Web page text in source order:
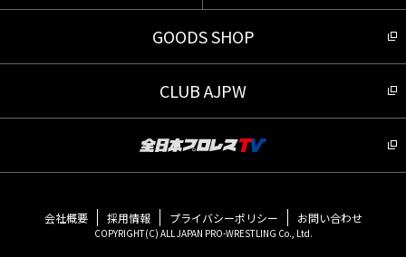
GOODS SHOP
CLUB AJPW
会社概要 採用情報 プライバシーポリシー お問い合わせ
COPYRIGHT(C) ALL JAPAN PRO-WRESTLING Co., Ltd.